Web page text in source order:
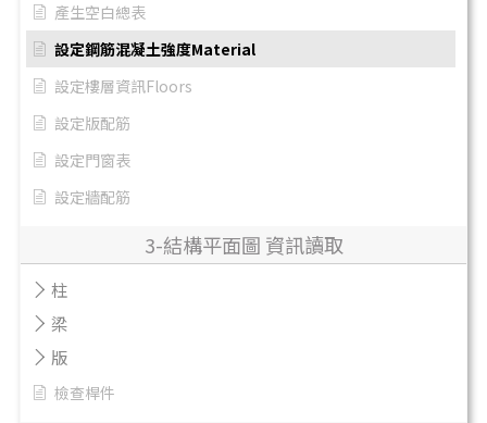
產生空白總表
設定鋼筋混凝土強度Material
設定樓層資訊Floors
設定版配筋
設定門窗表
設定牆配筋
3-結構平面圖 資訊讀取
柱
梁
版
檢查桿件